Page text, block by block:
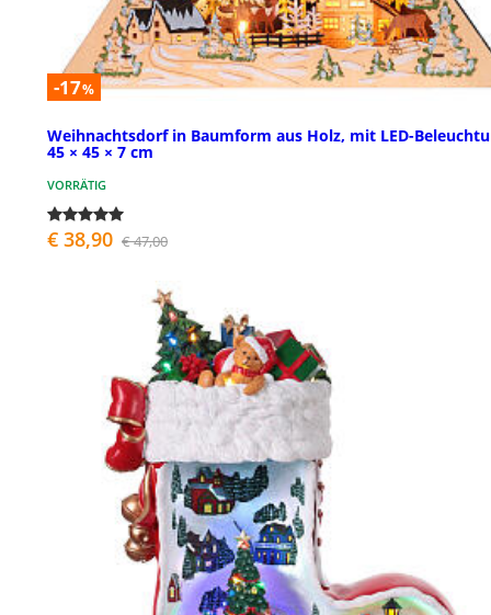
-17%
Weihnachtsdorf in Baumform aus Holz, mit LED-
45 × 45 × 7 cm
VORRÄTIG
€ 38,90 € 47,00